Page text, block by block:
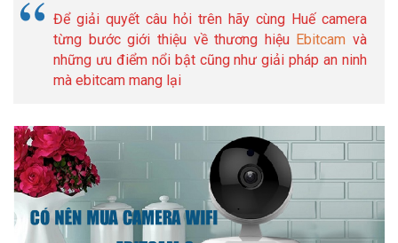
Để giải quyết câu hỏi trên hãy cùng Huế camera
từng bước giới thiệu về thương hiệu Ebitcam và
những ưu điểm nổi bật cũng như giải pháp an ninh
mà ebitcam mang lại